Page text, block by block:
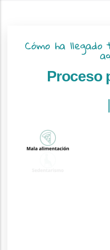
Cómo ha
Proceso